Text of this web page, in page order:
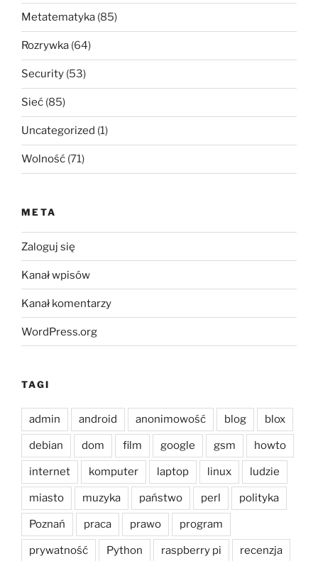
Metatematyka (85)
Rozrywka (64)
Security (53)
Sieć (85)
Uncategorized (1)
Wolność (71)
META
Zaloguj się
Kanał wpisów
Kanał komentarzy
WordPress.org
TAGI
admin android anonimowość blog blox
debian dom film google gsm howto
internet komputer laptop linux ludzie
miasto muzyka państwo perl polityka
Poznań praca prawo program
prywatność Python raspberry pi recenzja